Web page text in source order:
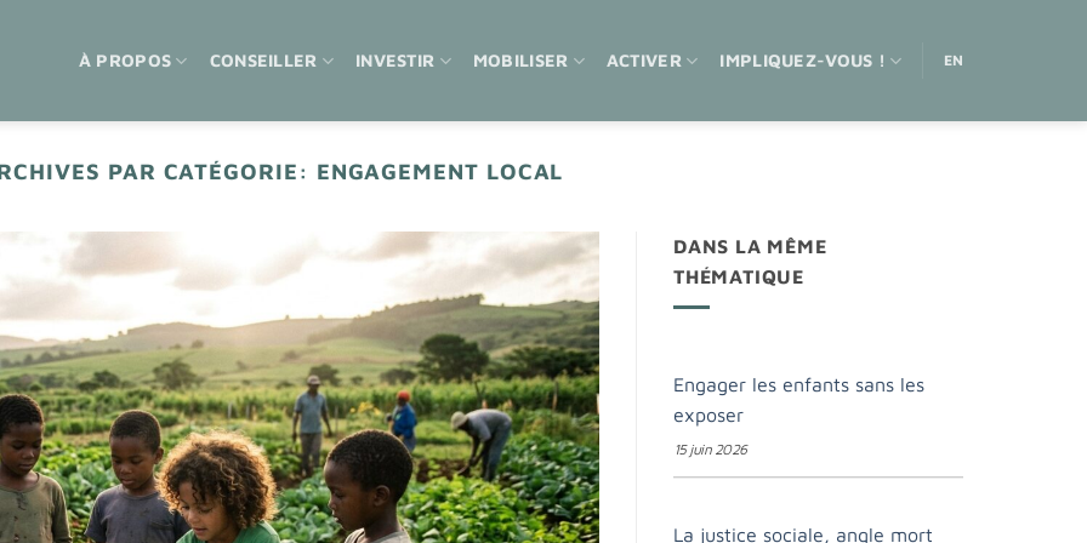
À PROPOS CONSEILLER INVESTIR MOBILISER ACTIVER IMPLIQUEZ-VOUS ! EN
PAR CATÉGORIE: ENGAGEMENT LOCAL
DANS LA MÊME
THÉMATIQUE
Engager les enfants sans les
exposer
15 juin 2026
La justice sociale, angle mort